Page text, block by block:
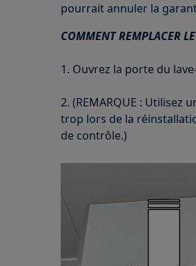
pourrait annuler la
COMMENT REMPLACER
1. Ouvrez la porte du
2. (REMARQUE : Utilisez
trop lors de la
de contrôle.)